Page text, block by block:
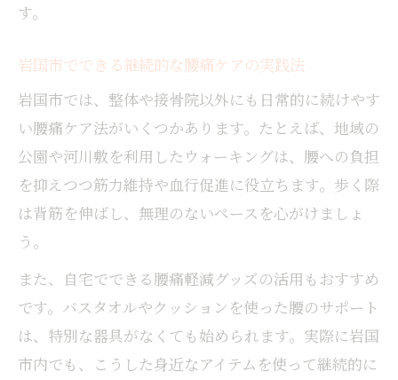
す。
岩国市でできる継続的な腰痛ケアの実践法
岩国市では、整体や接骨院以外にも日常的に続けやす
い腰痛ケア法がいくつかあります。たとえば、地域の
公園や河川敷を利用したウォーキングは、腰への負担
を抑えつつ筋力維持や血行促進に役立ちます。歩く際
は背筋を伸ばし、無理のないペースを心がけましょ
う。
また、自宅でできる腰痛軽減グッズの活用もおすすめ
です。バスタオルやクッションを使った腰のサポート
は、特別な器具がなくても始められます。実際に岩国
市内でも、こうした身近なアイテムを使って継続的に